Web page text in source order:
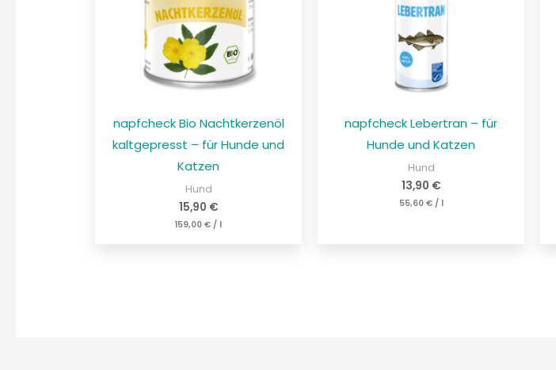
napfcheck Bio Nachtkerzenöl
kaltgepresst – für Hunde und
Katzen
Hund
15,90 €
159,00€ / l
napfcheck Lebertran – für
Hunde und Katzen
Hund
13,90 €
55,60 €/ l